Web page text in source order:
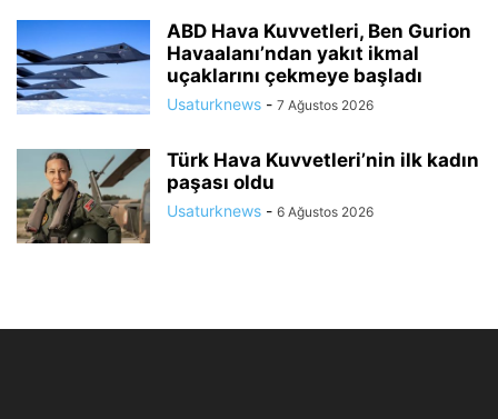
ABD Hava Kuvvetleri, Ben Gurion
Havaalanı’ndan yakıt ikmal
uçaklarını çekmeye başladı
Usaturknews - 7 Ağustos 2026
Türk Hava Kuvvetleri’nin ilk kadın
paşası oldu
Usaturknews - 6 Ağustos 2026